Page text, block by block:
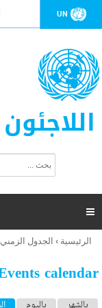
UN
ت
ر
ل
ح
ب

أنت
هنا
الرئيسية › الجدول الزمني
calendar